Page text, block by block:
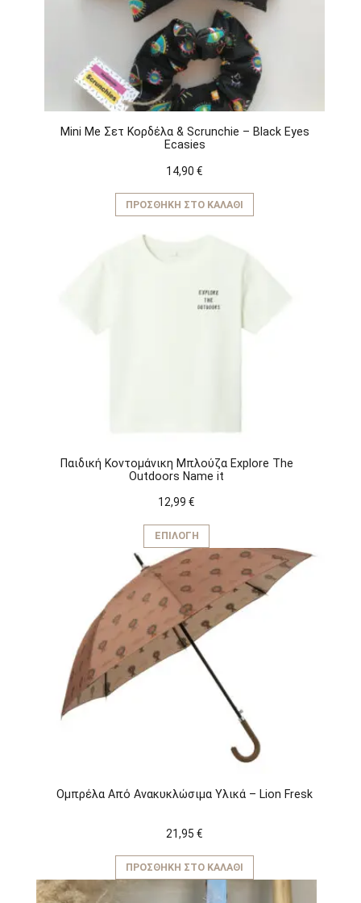
Mini Me Σετ Κορδέλα & Scrunchie – Black Eyes
Ecasies
14,90 €
ΠΡΟΣΘΉΚΗ ΣΤΟ ΚΑΛΆΘΙ
Παιδική Κοντομάνικη Μπλούζα Explore The
Outdoors Name it
12,99 €
ΕΠΙΛΟΓΉ
Αυτό
προϊόν
έχει
πολλαπλές
παραλλαγές.
Οι
επιλογές
επιλεγούν
στη
σελίδα
προϊόντος
Ομπρέλα Από Ανακυκλώσιμα Υλικά – Lion Fresk
21,95 €
ΠΡΟΣΘΉΚΗ ΣΤΟ ΚΑΛΆΘΙ